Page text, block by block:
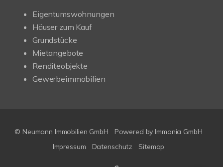
Eigentumswohnungen
Häuser zum Kauf
Grundstücke
Mietangebote
Renditeobjekte
Gewerbeimmobilien
© Neumann Immobilien GmbH Powered by Immonia GmbH
Impressum
Datenschutz Sitemap